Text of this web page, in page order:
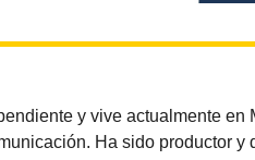
y vive actualmente
Ha sido productor y